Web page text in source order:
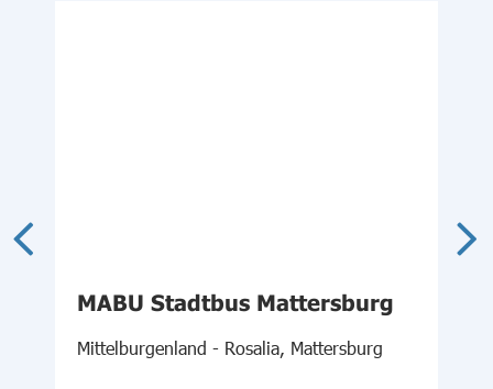
MABU Stadtbus Mattersburg
Mittelburgenland - Rosalia, Mattersburg